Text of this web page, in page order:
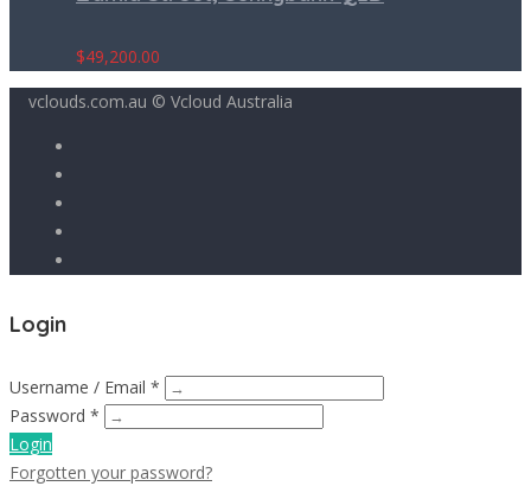
$49,200.00
vclouds.com.au © Vcloud Australia
Login
Username / Email *
Password *
Login
Forgotten your password?